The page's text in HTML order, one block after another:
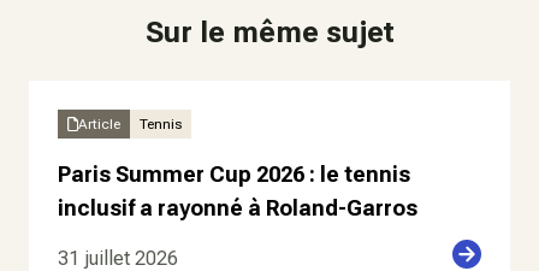
Sur le même sujet
Article Tennis
Paris Summer Cup 2026 : le tennis
inclusif a rayonné à Roland-Garros
31 juillet 2026